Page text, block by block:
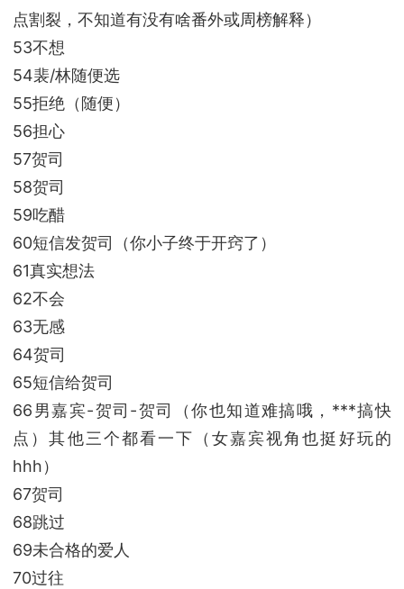
点割裂，不知道有没有啥番外或周榜解释）
53不想
54裴/林随便选
55拒绝（随便）
56担心
57贺司
58贺司
59吃醋
60短信发贺司（你小子终于开窍了）
61真实想法
62不会
63无感
64贺司
65短信给贺司
66男嘉宾-贺司-贺司（你也知道难搞哦，***搞快
点）其他三个都看一下（女嘉宾视角也挺好玩的
hhh）
67贺司
68跳过
69未合格的爱人
70过往